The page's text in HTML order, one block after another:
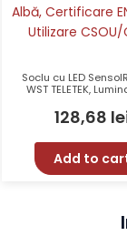
Soclu cu LED
WST TELETEK,
CSOU/CSST
128,68
Add to